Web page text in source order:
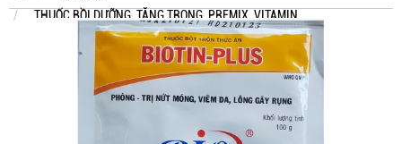
THUỐC BỒI DƯỠNG, TĂNG TRỌNG, PREMIX, VITAMIN